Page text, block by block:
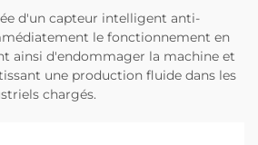
d'un capteur intelligent anti-
le fonctionnement en
ainsi d'endommager la machine et
une production fluide dans les
chargés.